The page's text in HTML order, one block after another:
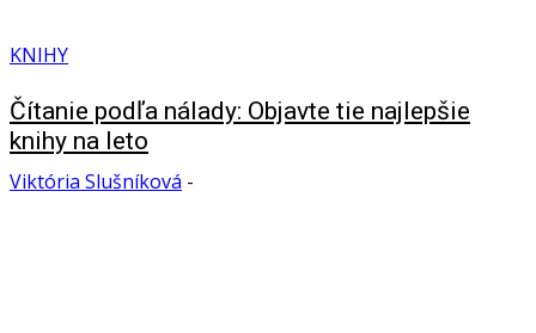
KNIHY
Čítanie podľa nálady: Objavte tie najlepšie
knihy na leto
Viktória Slušníková -